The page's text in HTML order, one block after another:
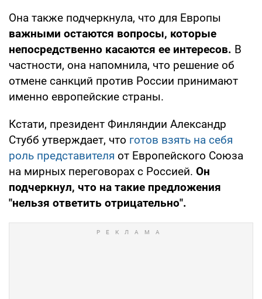
Она также подчеркнула, что для Европы
важными остаются вопросы, которые
непосредственно касаются ее интересов. В
частности, она напомнила, что решение об
отмене санкций против России принимают
именно европейские страны.
Кстати, президент Финляндии Александр
Стубб утверждает, что готов взять на себя
роль представителя от Европейского Союза
на мирных переговорах с Россией. Он
подчеркнул, что на такие предложения
"нельзя ответить отрицательно".